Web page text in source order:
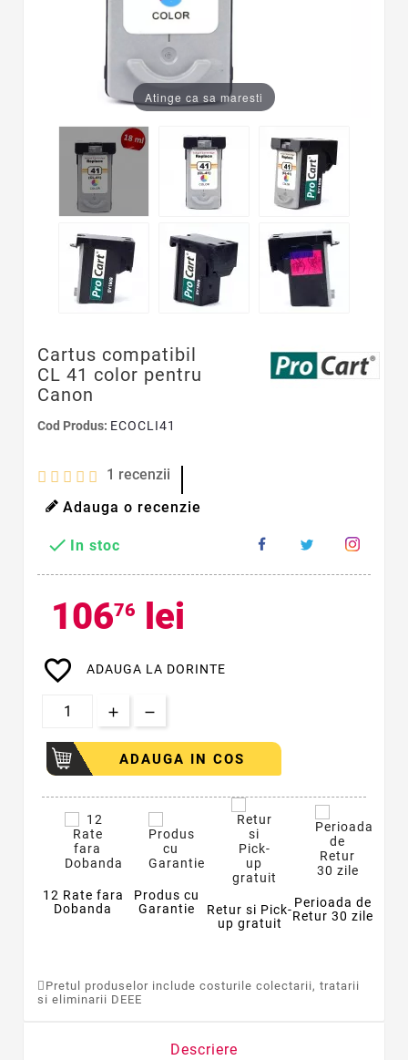
Atinge ca sa maresti
Cartus compatibil
CL 41 color pentru
Canon
Cod Produs: ECOCLI41
1 recenzii
Adauga o recenzie
 In stoc
10676 lei
favorite_border ADAUGA LA DORINTE
ADAUGA IN COS
12 Rate fara
Dobanda
Produs cu
Garantie
Retur si Pick-
up gratuit
Perioada de
Retur 30 zile
Pretul produselor include costurile colectarii, tratarii
si eliminarii DEEE
Descriere